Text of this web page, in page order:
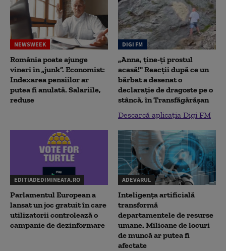
NEWSWEEK
România poate ajunge
vineri în „junk”. Economist:
Indexarea pensiilor ar
putea fi anulată. Salariile,
reduse
DIGI FM
„Anna, ţine-ţi prostul
acasă!" Reacţii după ce un
bărbat a desenat o
declaraţie de dragoste pe o
stâncă, în Transfăgărăşan
Descarcă aplicația Digi FM
EDITIADEDIMINEATA.RO
Parlamentul European a
lansat un joc gratuit în care
utilizatorii controlează o
campanie de dezinformare
ADEVARUL
Inteligența artificială
transformă
departamentele de resurse
umane. Milioane de locuri
de muncă ar putea fi
afectate